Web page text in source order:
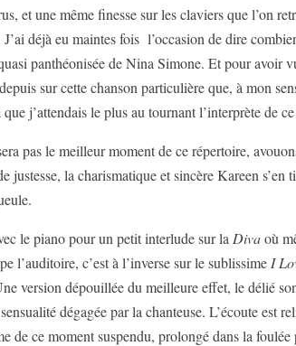
et une même finesse sur les claviers que l’on
déjà eu maintes fois l’occasion de dire
panthéonisée de Nina Simone. Et pour avoir
sur cette chanson particulière que, à mon
j’attendais le plus au tournant l’interprète de
pas le meilleur moment de ce répertoire,
justesse, la charismatique et sincère Kareen
le piano pour un petit interlude sur la Divaoù
l’auditoire, c’est à l’inverse sur le sublissime I
version dépouillée du meilleure effet, le délié
dégagée par la chanteuse. L’écoute est
de ce moment suspendu, prolongé dans la foulée